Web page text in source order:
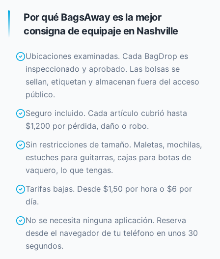
Por qué BagsAway es la mejor
consigna de equipaje en Nashville
Ubicaciones examinadas. Cada BagDrop es
inspeccionado y aprobado. Las bolsas se
sellan, etiquetan y almacenan fuera del acceso
público.
Seguro incluido. Cada artículo cubrió hasta
$1,200 por pérdida, daño o robo.
Sin restricciones de tamaño. Maletas, mochilas,
estuches para guitarras, cajas para botas de
vaquero, lo que tengas.
Tarifas bajas. Desde $1,50 por hora o $6 por
día.
No se necesita ninguna aplicación. Reserva
desde el navegador de tu teléfono en unos 30
segundos.